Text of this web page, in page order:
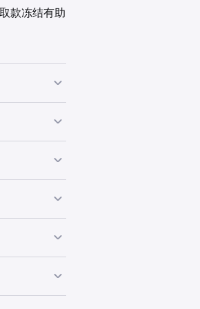
款冻结有助
户的总余
时冻结期内
卡或每种
钱包中添
他卡进行过
间，可用的
的全部余
取出。
PayPal购
项因素，